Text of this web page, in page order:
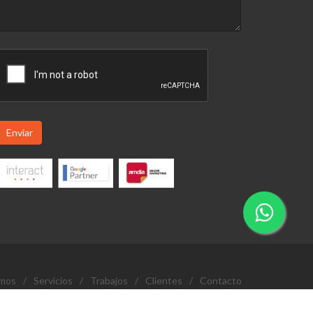
Enviar
/ Servicios / Trabajos / Clientes / Contacto